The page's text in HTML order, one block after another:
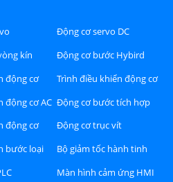
Động cơ servo DC
kín
Động cơ bước Hybird
động cơ
Trình điều khiển động cơ
bước vòng kín
động cơ AC Động cơ bước tích hợp
động cơ
Động cơ trục vít
bước loại
hoặc
Bộ giảm tốc hành tinh
Màn hình cảm ứng HMI